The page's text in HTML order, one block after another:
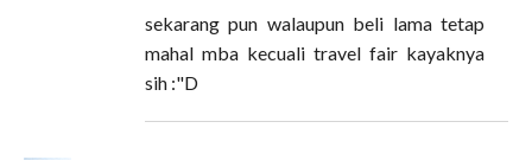
sekarang pun walaupun beli lama tetap
mahal mba kecuali travel fair kayaknya
sih :"D